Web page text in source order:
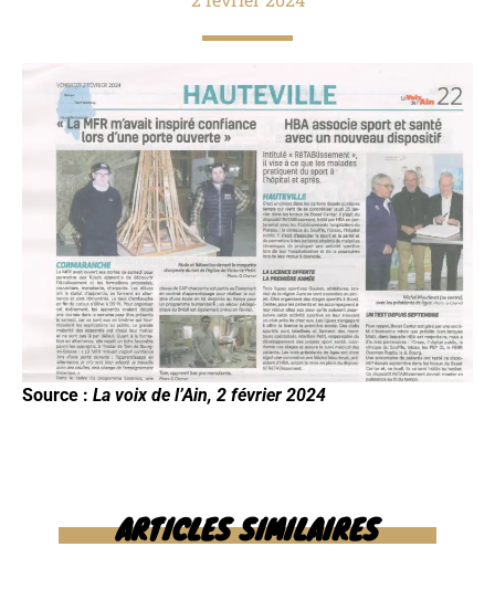
Source : La voix de l’Ain, 2 février 2024
ARTICLES SIMILAIRES